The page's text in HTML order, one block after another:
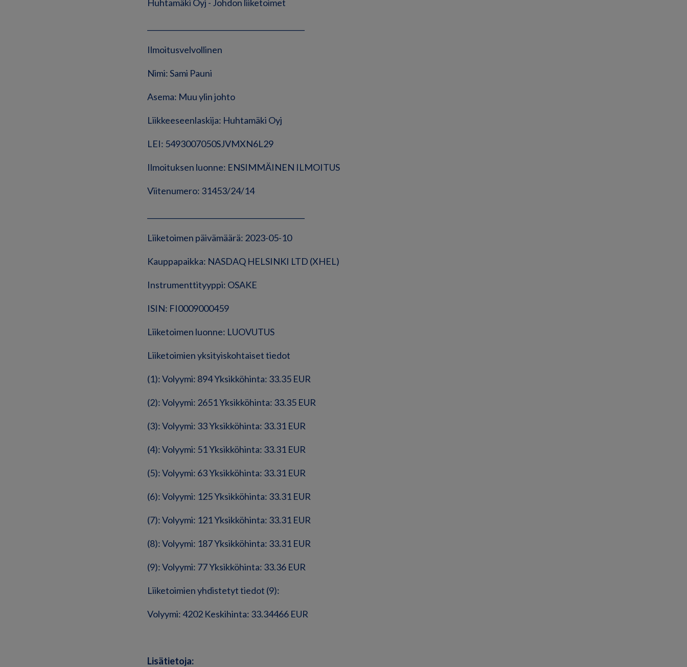
Huhtamäki Oyj - Johdon liiketoimet
Ilmoitusvelvollinen
Nimi: Sami Pauni
Asema: Muu ylin johto
Liikkeeseenlaskija: Huhtamäki Oyj
LEI: 5493007050SJVMXN6L29
Ilmoituksen luonne: ENSIMMÄINEN ILMOITUS
Viitenumero: 31453/24/14
Liiketoimen päivämäärä: 2023-05-10
Kauppapaikka: NASDAQ HELSINKI LTD (XHEL)
Instrumenttityyppi: OSAKE
ISIN: FI0009000459
Liiketoimen luonne: LUOVUTUS
Liiketoimien yksityiskohtaiset tiedot
(1): Volyymi: 894 Yksikköhinta: 33.35 EUR
(2): Volyymi: 2651 Yksikköhinta: 33.35 EUR
(3): Volyymi: 33 Yksikköhinta: 33.31 EUR
(4): Volyymi: 51 Yksikköhinta: 33.31 EUR
(5): Volyymi: 63 Yksikköhinta: 33.31 EUR
(6): Volyymi: 125 Yksikköhinta: 33.31 EUR
(7): Volyymi: 121 Yksikköhinta: 33.31 EUR
(8): Volyymi: 187 Yksikköhinta: 33.31 EUR
(9): Volyymi: 77 Yksikköhinta: 33.36 EUR
Liiketoimien yhdistetyt tiedot (9):
Volyymi: 4202 Keskihinta: 33.34466 EUR
Lisätietoja: